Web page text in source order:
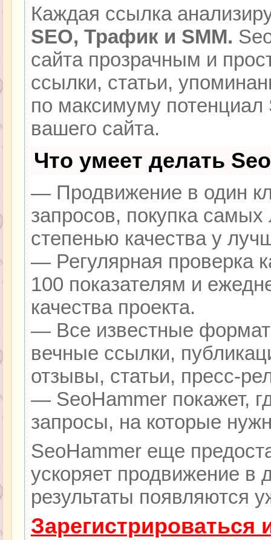
Каждая ссылка
SEO, Трафик и SMM.
сайта прозрачным и
ссылки, статьи,
по максимуму
вашего сайта.
Что умеет делать
— Продвижение в один
запросов, покупка
степенью качества у
— Регулярная проверка
100 показателям и
качества проекта.
— Все известные
вечные ссылки,
отзывы, статьи, пресс-
— SeoHammer покажет,
запросы, на которые
SeoHammer еще
ускоряет продвижение в
результаты появляются